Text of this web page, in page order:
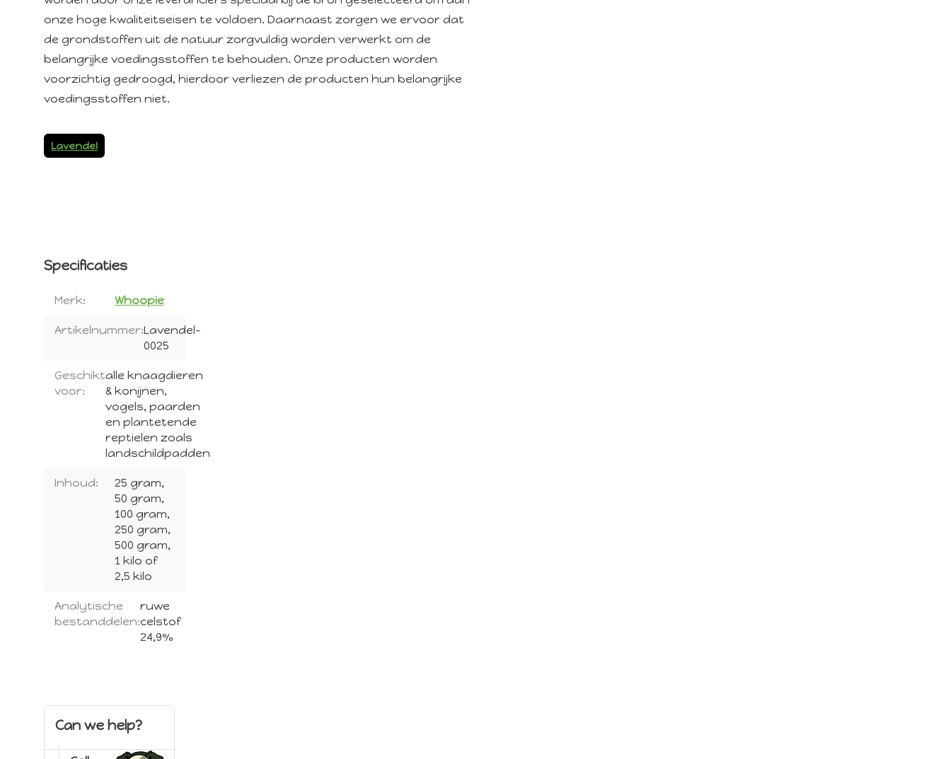
onze hoge kwaliteitseisen te voldoen. Daarnaast zorgen we ervoor dat
de grondstoffen uit de natuur zorgvuldig worden verwerkt om de
belangrijke voedingsstoffen te behouden. Onze producten worden
voorzichtig gedroogd, hierdoor verliezen de producten hun belangrijke
voedingsstoffen niet.
Lavendel
Specificaties
Merk: Whoopie
Artikelnummer:Lavendel-
0025
Geschikt
voor:
alle knaagdieren
& konijnen,
vogels, paarden
en plantetende
reptielen zoals
landschildpadden
Inhoud:
25 gram,
50 gram,
100 gram,
250 gram,
500 gram,
1 kilo of
2,5 kilo
Analytische
bestanddelen:
ruwe
celstof
24,9%
Can we help?